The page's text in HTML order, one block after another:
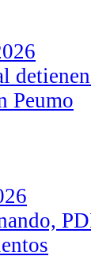
Peumo